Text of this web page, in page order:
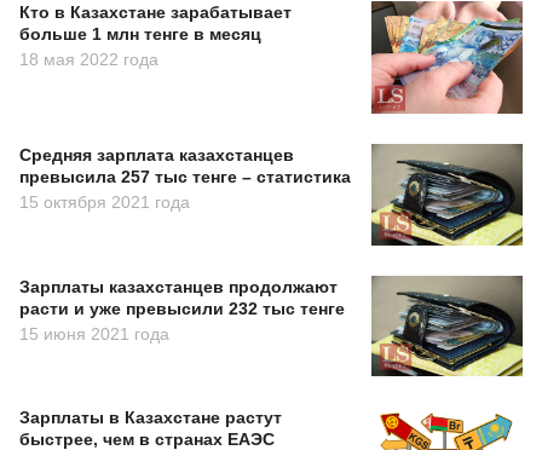
Кто в Казахстане зарабатывает
больше 1 млн тенге в месяц
18 мая 2022 года
Средняя зарплата казахстанцев
превысила 257 тыс тенге – статистика
15 октября 2021 года
Зарплаты казахстанцев продолжают
расти и уже превысили 232 тыс тенге
15 июня 2021 года
Зарплаты в Казахстане растут
быстрее, чем в странах ЕАЭС